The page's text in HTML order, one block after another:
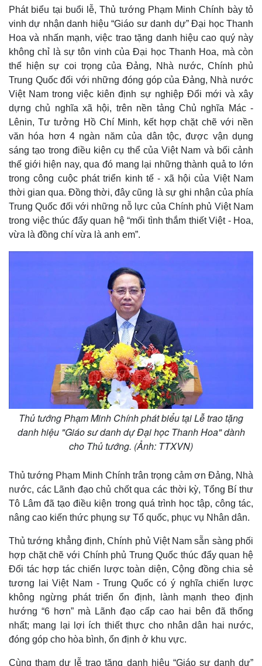
Kinh tế
Bất động sản
Khởi nghiệp
Thị trường
Giá vàng
Tiêu dùng
Chứng khoán
Giá cà phê
Phát biểu tại buổi lễ, Thủ tướng Phạm Minh Chính bày tỏ
vinh dự nhận danh hiệu “Giáo sư danh dự” Đại học Thanh
Hoa và nhấn mạnh, việc trao tặng danh hiệu cao quý này
không chỉ là sự tôn vinh của Đại học Thanh Hoa, mà còn
thể hiện sự coi trọng của Đảng, Nhà nước, Chính phủ
Trung Quốc đối với những đóng góp của Đảng, Nhà nước
Việt Nam trong việc kiên định sự nghiệp Đổi mới và xây
dựng chủ nghĩa xã hội, trên nền tảng Chủ nghĩa Mác -
Lênin, Tư tưởng Hồ Chí Minh, kết hợp chặt chẽ với nền
văn hóa hơn 4 ngàn năm của dân tộc, được vận dụng
sáng tạo trong điều kiện cụ thể của Việt Nam và bối cảnh
thế giới hiện nay, qua đó mang lại những thành quả to lớn
trong công cuộc phát triển kinh tế - xã hội của Việt Nam
thời gian qua. Đồng thời, đây cũng là sự ghi nhận của phía
Trung Quốc đối với những nỗ lực của Chính phủ Việt Nam
trong việc thúc đẩy quan hệ “mối tình thắm thiết Việt - Hoa,
vừa là đồng chí vừa là anh em”.
Thủ tướng Phạm Minh Chính phát biểu tại Lễ trao tặng
danh hiệu "Giáo sư danh dự Đại học Thanh Hoa" dành
cho Thủ tướng. (Ảnh: TTXVN)
Thủ tướng Phạm Minh Chính trân trọng cảm ơn Đảng, Nhà
nước, các Lãnh đạo chủ chốt qua các thời kỳ, Tổng Bí thư
Tô Lâm đã tạo điều kiện trong quá trình học tập, công tác,
nâng cao kiến thức phụng sự Tổ quốc, phục vụ Nhân dân.
Thủ tướng khẳng định, Chính phủ Việt Nam sẵn sàng phối
hợp chặt chẽ với Chính phủ Trung Quốc thúc đẩy quan hệ
Đối tác hợp tác chiến lược toàn diện, Cộng đồng chia sẻ
tương lai Việt Nam - Trung Quốc có ý nghĩa chiến lược
không ngừng phát triển ổn định, lành mạnh theo định
hướng “6 hơn” mà Lãnh đạo cấp cao hai bên đã thống
nhất; mang lại lợi ích thiết thực cho nhân dân hai nước,
đóng góp cho hòa bình, ổn định ở khu vực.
Cùng tham dự lễ trao tặng danh hiệu “Giáo sư danh dự”